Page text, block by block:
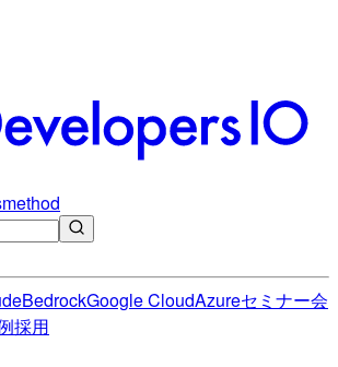
BedrockGoogle CloudAzureセミナー会
採用